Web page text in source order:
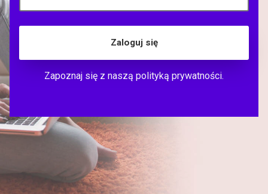
Zaloguj się
Zapoznaj się z naszą polityką prywatności.